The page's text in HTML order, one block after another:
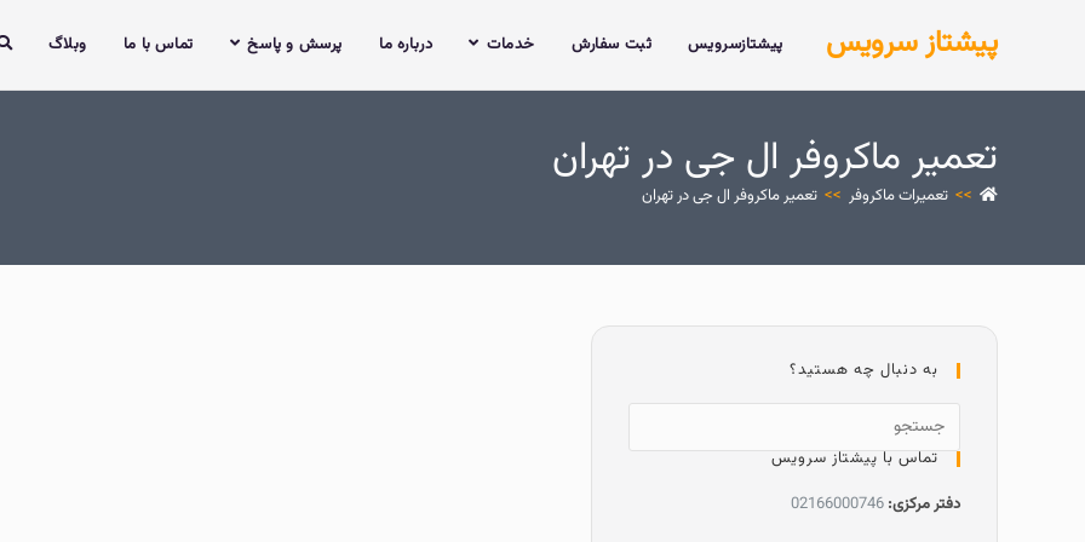
پیشتاز سرویس پیشتازسرویس ثبت سفارش خدمات درباره ما پرسش و پاسخ تماس با ما وبلاگ
تعمیر ماکروفر ال جی در تهران
>> تعمیرات ماکروفر >> تعمیر ماکروفر ال جی در تهران
به دنبال چه هستید؟
تماس با پیشتاز سرویس
دفتر مرکزی: 02166000746